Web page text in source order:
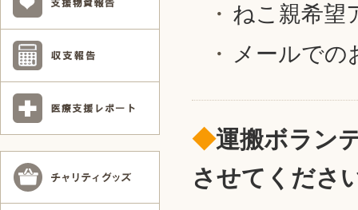
ねこ親希
メールで
◆運搬ボラン
させてくださ